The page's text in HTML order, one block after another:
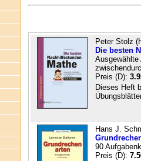
Peter Stolz
Die besten
Ausgewählte
Preis (D):
Dieses Heft
Hans J.
90
Preis (D):